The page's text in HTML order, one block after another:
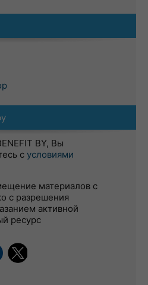
BY, Вы
с условиями
материалов с
с разрешения
активной
ресурс